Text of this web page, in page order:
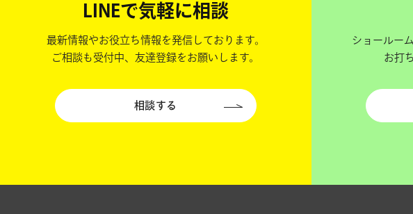
LINEで気軽に相談
最新情報やお役立ち情報を発信しております。
ご相談も受付中、友達登録をお願いします。
相談する
ショールー
お打